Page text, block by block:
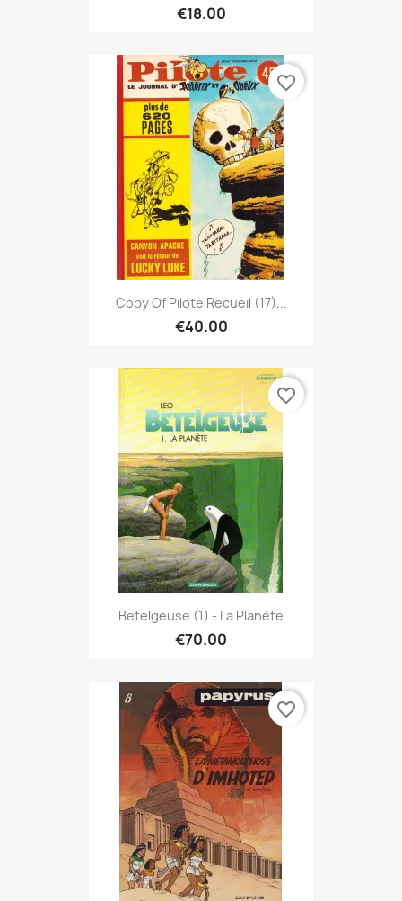
€18.00
Copy Of Pilote Recueil (17)...
€40.00
favorite_border
Betelgeuse (1) - La Planète
€70.00
favorite_border
favorite_border